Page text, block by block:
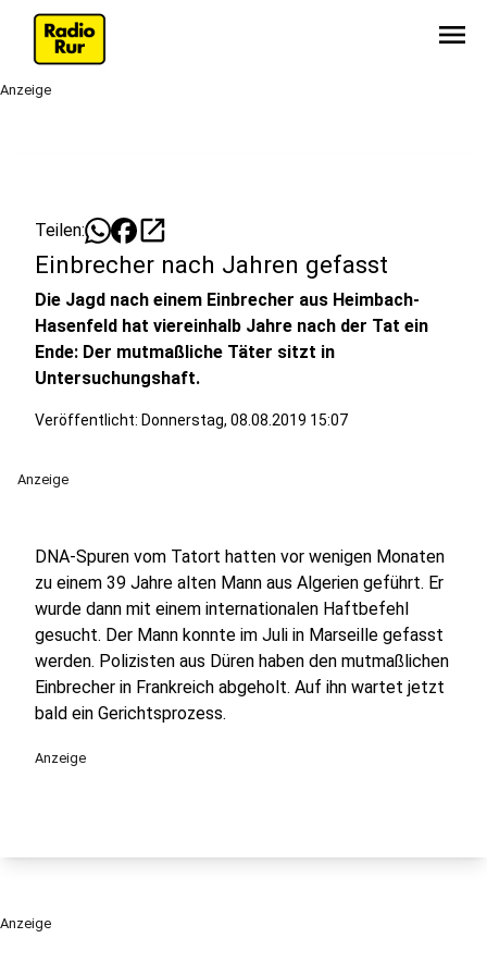
menu
Anzeige
Teilen: open_in_new
Einbrecher nach Jahren gefasst
Die Jagd nach einem Einbrecher aus Heimbach-
Hasenfeld hat viereinhalb Jahre nach der Tat ein
Ende: Der mutmaßliche Täter sitzt in
Untersuchungshaft.
Veröffentlicht: Donnerstag, 08.08.2019 15:07
Anzeige
DNA-Spuren vom Tatort hatten vor wenigen Monaten
zu einem 39 Jahre alten Mann aus Algerien geführt. Er
wurde dann mit einem internationalen Haftbefehl
gesucht. Der Mann konnte im Juli in Marseille gefasst
werden. Polizisten aus Düren haben den mutmaßlichen
Einbrecher in Frankreich abgeholt. Auf ihn wartet jetzt
bald ein Gerichtsprozess.
Anzeige
Anzeige